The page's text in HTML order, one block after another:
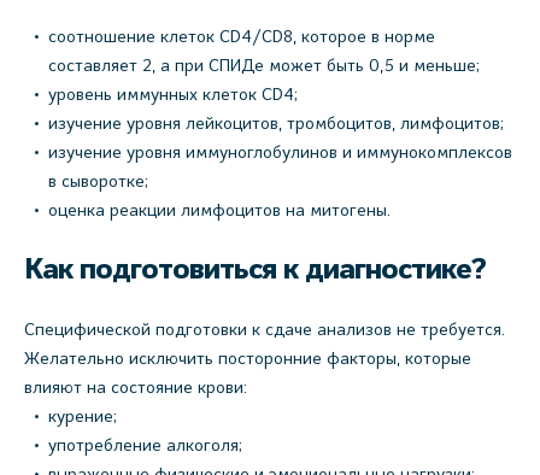
соотношение клеток CD4/CD8, которое в норме
составляет 2, а при СПИДе может быть 0,5 и меньше;
уровень иммунных клеток CD4;
изучение уровня лейкоцитов, тромбоцитов, лимфоцитов;
изучение уровня иммуноглобулинов и иммунокомплексов
в сыворотке;
оценка реакции лимфоцитов на митогены.
Как подготовиться к диагностике?
Специфической подготовки к сдаче анализов не требуется.
Желательно исключить посторонние факторы, которые
влияют на состояние крови:
курение;
употребление алкоголя;